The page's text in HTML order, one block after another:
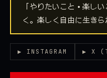
「やりたいこと・楽し
く。楽しく自由に生きら
▶ INSTAGRAM ▶ X